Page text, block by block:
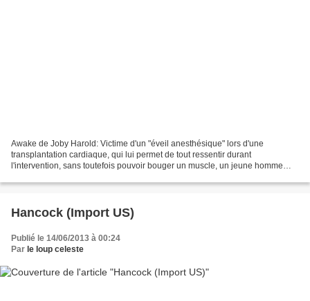
Awake de Joby Harold: Victime d'un "éveil anesthésique" lors d'une
transplantation cardiaque, qui lui permet de tout ressentir durant
l'intervention, sans toutefois pouvoir bouger un muscle, un jeune homme
Hancock (Import US)
Publié le 14/06/2013 à 00:24
Par le loup celeste